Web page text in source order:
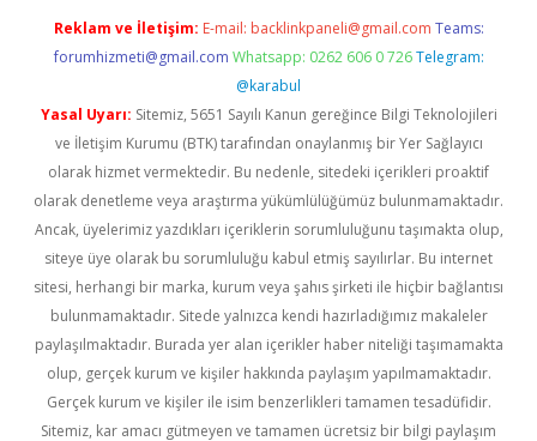
Reklam ve İletişim: E-mail: backlinkpaneli@gmail.com Teams:
forumhizmeti@gmail.com Whatsapp: 0262 606 0 726 Telegram:
@karabul
Yasal Uyarı: Sitemiz, 5651 Sayılı Kanun gereğince Bilgi Teknolojileri
ve İletişim Kurumu (BTK) tarafından onaylanmış bir Yer Sağlayıcı
olarak hizmet vermektedir. Bu nedenle, sitedeki içerikleri proaktif
olarak denetleme veya araştırma yükümlülüğümüz bulunmamaktadır.
Ancak, üyelerimiz yazdıkları içeriklerin sorumluluğunu taşımakta olup,
siteye üye olarak bu sorumluluğu kabul etmiş sayılırlar. Bu internet
sitesi, herhangi bir marka, kurum veya şahıs şirketi ile hiçbir bağlantısı
bulunmamaktadır. Sitede yalnızca kendi hazırladığımız makaleler
paylaşılmaktadır. Burada yer alan içerikler haber niteliği taşımamakta
olup, gerçek kurum ve kişiler hakkında paylaşım yapılmamaktadır.
Gerçek kurum ve kişiler ile isim benzerlikleri tamamen tesadüfidir.
Sitemiz, kar amacı gütmeyen ve tamamen ücretsiz bir bilgi paylaşım